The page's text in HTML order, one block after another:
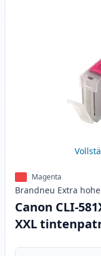
Magenta
Brandneu Extra
Canon CLI-
XXL